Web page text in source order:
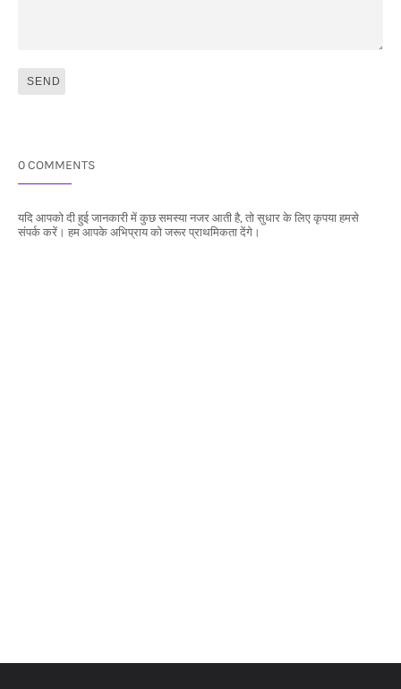
0 COMMENTS
यदि आपको दी हुई जानकारी में कुछ समस्या नजर आती है, तो सुधार के लिए कृपया हमसे
संपर्क करें। हम आपके अभिप्राय को जरूर प्राथमिकता देंगे।